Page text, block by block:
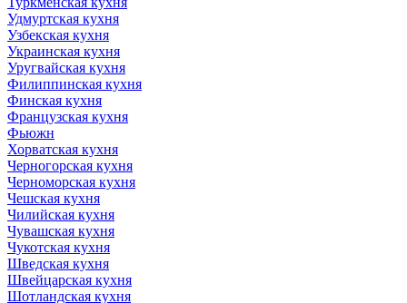
Удмуртская кухня
Узбекская кухня
Украинская кухня
Уругвайская кухня
Филиппинская кухня
Финская кухня
Французская кухня
Фьюжн
Хорватская кухня
Черногорская кухня
Черноморская кухня
Чешская кухня
Чилийская кухня
Чувашская кухня
Чукотская кухня
Шведская кухня
Швейцарская кухня
Шотландская кухня